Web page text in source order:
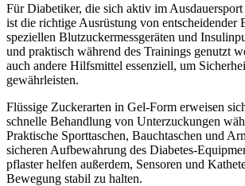
Für Diabetiker, die sich aktiv im Ausdauersport
ist die richtige Ausrüstung von entscheidender
speziellen Blutzuckermessgeräten und
und praktisch während des Trainings genutzt
auch andere Hilfsmittel essenziell, um
gewährleisten.
Flüssige Zuckerarten in Gel-Form erweisen
schnelle Behandlung von Unterzuckungen
Praktische Sporttaschen, Bauchtaschen und
sicheren Aufbewahrung des Diabetes-
pflaster helfen außerdem, Sensoren und
Bewegung stabil zu halten.